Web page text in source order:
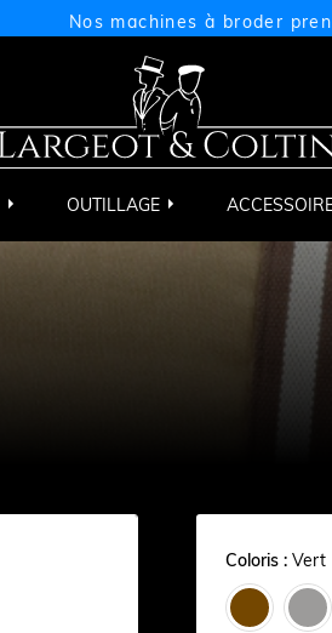
Nos machines à broder
OUTILLAGE
Coloris : Vert